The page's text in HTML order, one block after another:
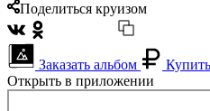
Поделиться круизом
Заказать альбом
Открыть в приложении